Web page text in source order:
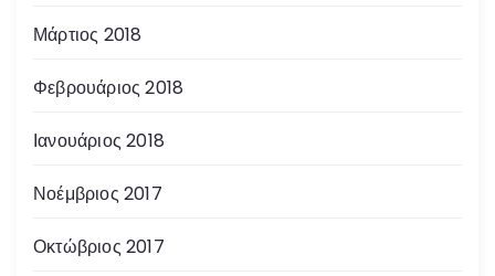
Μάρτιος 2018
Φεβρουάριος 2018
Ιανουάριος 2018
Νοέμβριος 2017
Οκτώβριος 2017